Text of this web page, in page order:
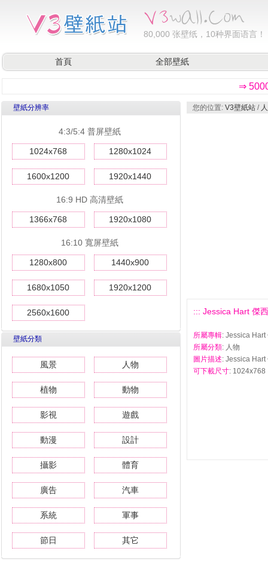
80,000 张壁纸，10种界面语言！
首頁 全部壁紙
⇒
壁紙分辨率
4:3/5:4 普屏壁紙
1024x768 1280x1024
1600x1200 1920x1440
16:9 HD 高清壁紙
1366x768 1920x1080
16:10 寬屏壁紙
1280x800 1440x900
1680x1050 1920x1200
2560x1600
壁紙分類
風景 人物
植物 動物
影視 遊戲
動漫 設計
攝影 體育
廣告 汽車
系統 軍事
節日 其它
您的位置: V3壁紙站 /
::: Jessica Hart 傑
所屬專輯: Jessica Hart
所屬分類: 人物
圖片描述: Jessica Hart
可下載尺寸: